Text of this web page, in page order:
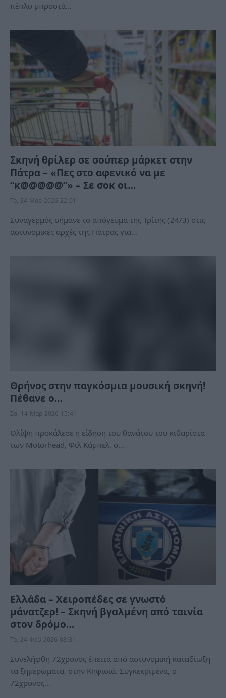
πέπλο μπροστά…
Σκηνή θρίλερ σε σούπερ μάρκετ στην
Πάτρα – «Πες στο αφενικό να με
“κ@@@@@”» – Σε σοκ οι…
Τρ, 24 Μαρ 2026 22:01
Συναγερμός σήμανε το απόγευμα της Τρίτης (24/3) στις
αστυνομικές αρχές της Πάτρας για…
Θρήνος στην παγκόσμια μουσική σκηνή!
Πέθανε ο…
Σα, 14 Μαρ 2026 15:41
Θλίψη προκάλεσε η είδηση του θανάτου του κιθαρίστα
των Motorhead, Φιλ Κάμπελ, ο…
Ελλάδα – Χειροπέδες σε γνωστό
μάνατζερ! – Σκηνή βγαλμένη από ταινία
στον δρόμο…
Τρ, 24 Φεβ 2026 08:31
Συνελήφθη 72χρονος έπειτα από αστυνομική καταδίωξη
τα ξημερώματα, στην Κηφισιά. Συγκεκριμένα, ο
72χρονος…